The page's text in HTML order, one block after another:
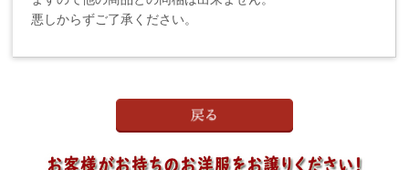
悪しからずご了承ください。